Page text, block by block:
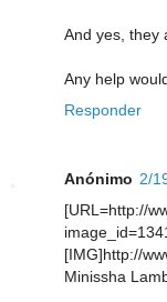
And yes, they
Any help
Responder
Anónimo 2/
[URL=http://
[IMG]http://
Minissha